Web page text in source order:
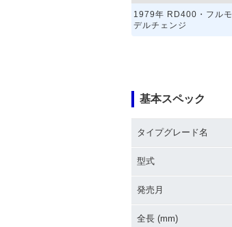
1979年 RD400・フルモ
デルチェンジ
基本スペック
タイプグレード名
型式
発売月
全長 (mm)